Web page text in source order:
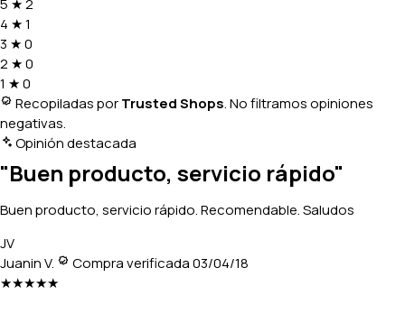
5 ★2
4 ★1
3 ★0
2 ★0
1 ★0
Recopiladas porTrusted Shops. No filtramos opiniones
negativas.
Opinión destacada
"Buen producto, servicio rápido"
Buen producto, servicio rápido. Recomendable. Saludos
JV
Juanin V.
Compra verificada03/04/18
★★★★★